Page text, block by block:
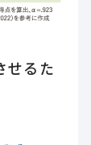
せるた